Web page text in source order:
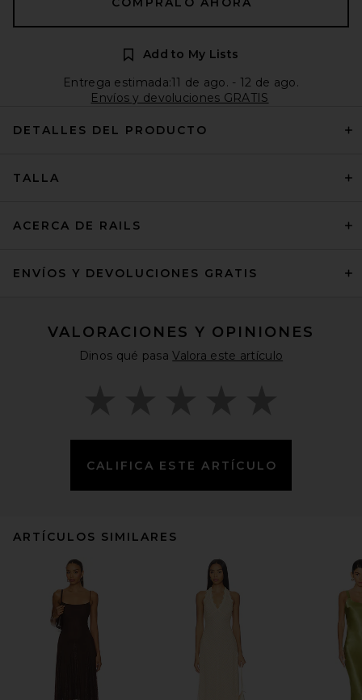
Add to My Lists
Entrega estimada:11 de ago. - 12 de ago.
Envíos y devoluciones GRATIS
DETALLES DEL PRODUCTO
TALLA
ACERCA DE RAILS
ENVÍOS Y DEVOLUCIONES GRATIS
VALORACIONES Y OPINIONES
Dinos qué pasaValora este artículo
CALIFICA ESTE ARTÍCULO
ARTÍCULOS SIMILARES